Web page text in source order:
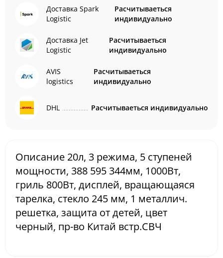
Доставка Spark
Logistic
Расчитываеться
индивидуально
Доставка Jet
Logistic
Расчитываеться
индивидуально
AVIS
logistics
Расчитываеться
индивидуально
DHL Расчитываеться индивидуально
Описание 20л, 3 режима, 5 ступеней
мощности, 388 595 344мм, 1000Вт,
гриль 800Вт, дисплей, вращающаяся
тарелка, стекло 245 мм, 1 металлич.
решетка, защита от детей, цвет
черный, пр-во Китай встр.СВЧ